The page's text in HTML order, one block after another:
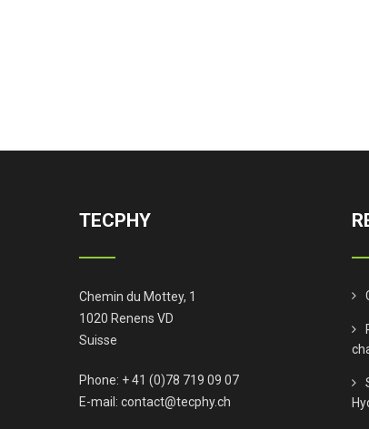
TECPHY
Chemin du Mottey, 1
1020 Renens VD
Suisse
Phone: + 41 (0)78 719 09 07
E-mail: contact@tecphy.ch